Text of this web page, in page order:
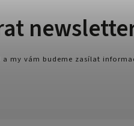
a my vám budeme zasílat